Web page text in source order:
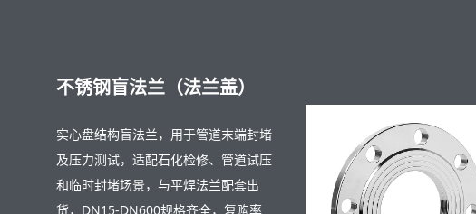
不锈钢盲法兰（法兰盖）
实心盘结构盲法兰，用于管道末端封堵
及压力测试，适配石化检修、管道试压
和临时封堵场景，与平焊法兰配套出
货，DN15-DN600规格齐全，复购率